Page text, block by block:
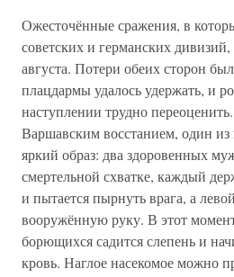
Ожесточённые сражения, в
советских и германских
августа. Потери обеих сторон
плацдармы удалось удержать, и
наступлении трудно
Варшавским восстанием, один из
яркий образ: два здоровенных
смертельной схватке, каждый
и пытается пырнуть врага, а
вооружённую руку. В этот
борющихся садится слепень и
кровь. Наглое насекомое можно